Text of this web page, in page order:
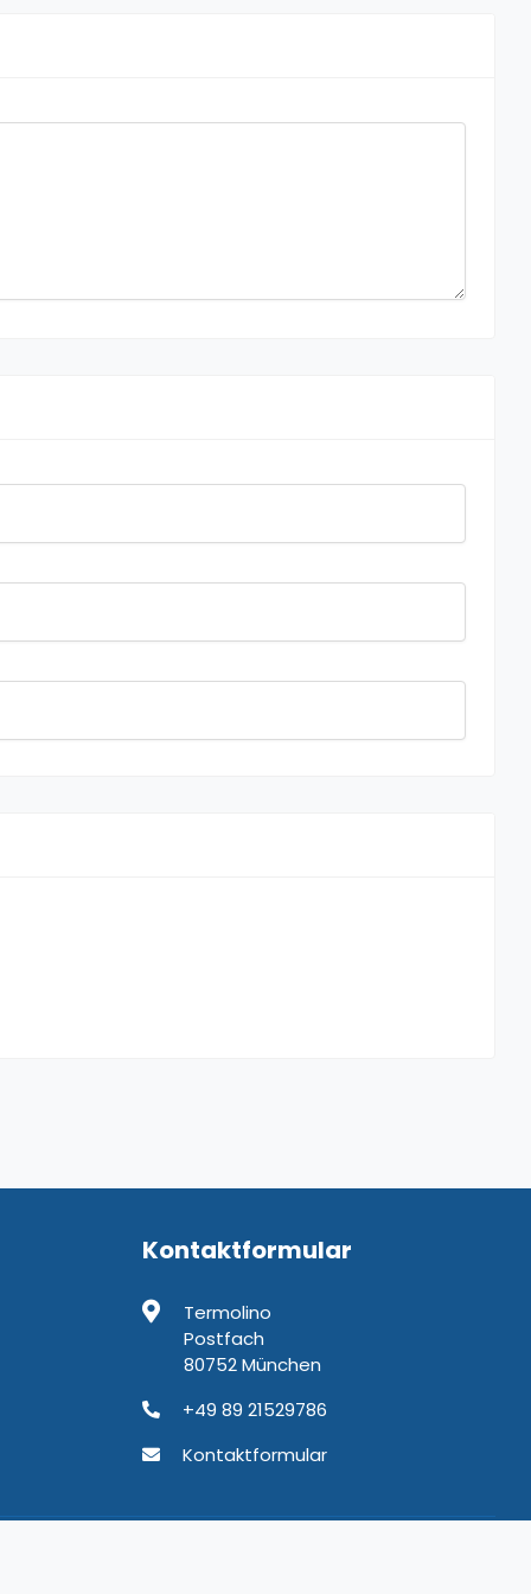
Kontaktformular
Termolino
Postfach
80752 München
+49 89 21529786
Kontaktformular